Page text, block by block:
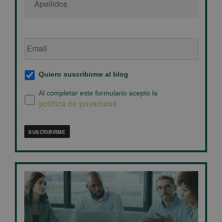
de
Suscripción
al
blog
*
Quiero suscribirme al blog
Política
de
Al completar este formulario acepto la
política de privacidad
SUSCRIBIRME